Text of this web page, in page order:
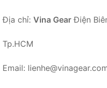
Địa chỉ: Vina Gear Điện
Tp.HCM
Email: